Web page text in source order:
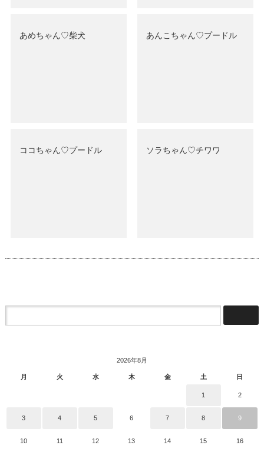
あめちゃん♡‬柴犬 あんこちゃん♡‬プードル
ココちゃん♡‬プードル ソラちゃん♡‬チワワ
2026年8月
月 火 水 木 金 土 日
1 2
3 4 5 6 7 8 9
10 11 12 13 14 15 16